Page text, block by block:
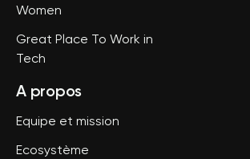
Women
Great Place To Work in
Tech
A propos
Equipe et mission
Ecosystème